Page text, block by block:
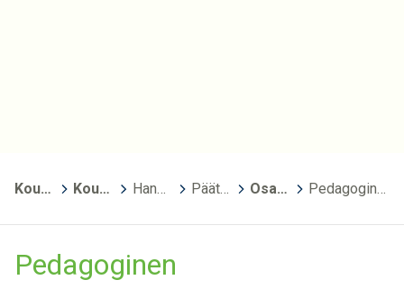
Kouvola Kouvolan kansalaisopisto - aktiivisten opisto Hankkeet Päättyneet hankkeet Osaavat eteenpäin > Pedagoginen tietoyhteiskuntaosaaminen
Pedagoginen